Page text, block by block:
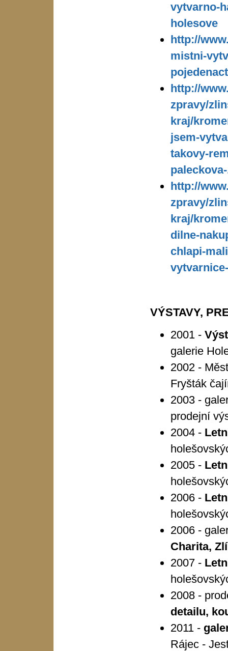
vytvarno-
holesove
http://
mistni-
http://
zpravy/
kraj/
jsem-
takovy-
http://
zpravy/
kraj/
dilne-
chlapi-
VÝSTAVY,
2001 -
galerie
2002 -
Fryšták
2003 -
prodejní
2004 -
2005 -
2006 -
2006 -
Charita,
2007 -
2008 -
detailu,
2011 -
Rájec -